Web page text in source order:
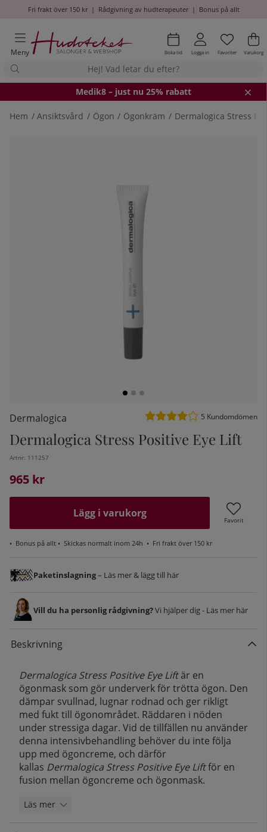
Fri frakt över 150 kr| Rådgivning av hudterapeuter| Bonus på allt
Meny Boka tid Logga in Antal i
.
Favoriter .
Varukorg
Medik8 – just nu 25% rabatt
Hem Ansiktsvård Ögon Ögonkräm Dermalogica Stress
Dermalogica Medelbetyg 4 av 5 Antal
5 Kundomdömen
Dermalogica Stress Positive Eye Lift
Artnr: 111257
965 kr
Lägg i varukorg
Favorit
• Bonus på allt • Skickas normalt inom 24h • Fri frakt över 150 kr
Paketinslagning– Läs mer & lägg till här
Vill du ha personlig rådgivning?Vi hjälper dig - Läs mer här
Beskrivning
Dermalogica Stress Positive Eye Liftär en
ögonmask som gör underverk för trötta ögon. Den
dämpar svullnad, lugnar rodnad och ger rikligt
med fukt till ögonområdet. Räddaren i nöden
under stressiga dagar. Vid de tillfällen nu använder
denna intensivbehandling behöver du inte följa
upp med ögoncreme, och därför
kallas Dermalogica Stress Positive Eye Liftför en
fusion mellan ögoncreme och ögonmask.
Läs mer